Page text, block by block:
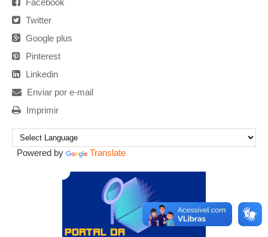
Facebook
Twitter
Google plus
Pinterest
Linkedin
Enviar por e-mail
Imprimir
Powered by Translate